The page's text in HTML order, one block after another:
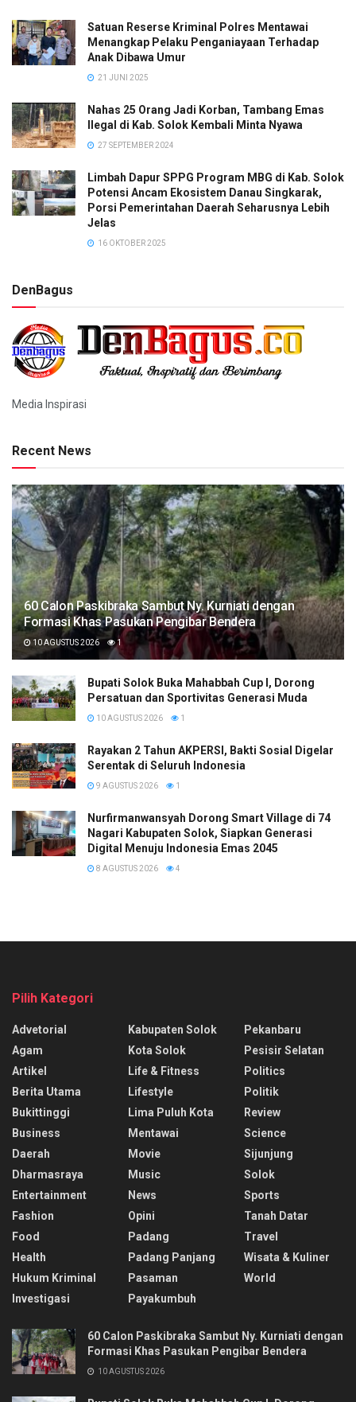
Satuan Reserse Kriminal Polres Mentawai
Menangkap Pelaku Penganiayaan Terhadap
Anak Dibawa Umur
21 JUNI 2025
Nahas 25 Orang Jadi Korban, Tambang Emas
Ilegal di Kab. Solok Kembali Minta Nyawa
27 SEPTEMBER 2024
Limbah Dapur SPPG Program MBG di Kab. Solok
Potensi Ancam Ekosistem Danau Singkarak,
Porsi Pemerintahan Daerah Seharusnya Lebih
Jelas
16 OKTOBER 2025
DenBagus
Media Inspirasi
Recent News
60 Calon Paskibraka Sambut Ny. Kurniati dengan
Formasi Khas Pasukan Pengibar Bendera
10 AGUSTUS 2026 1
Bupati Solok Buka Mahabbah Cup I, Dorong
Persatuan dan Sportivitas Generasi Muda
10 AGUSTUS 2026 1
Rayakan 2 Tahun AKPERSI, Bakti Sosial Digelar
Serentak di Seluruh Indonesia
9 AGUSTUS 2026 1
Nurfirmanwansyah Dorong Smart Village di 74
Nagari Kabupaten Solok, Siapkan Generasi
Digital Menuju Indonesia Emas 2045
8 AGUSTUS 2026 4
Pilih Kategori
Advetorial
Agam
Artikel
Berita Utama
Bukittinggi
Business
Daerah
Dharmasraya
Entertainment
Fashion
Food
Health
Hukum Kriminal
Investigasi
Kabupaten Solok
Kota Solok
Life & Fitness
Lifestyle
Lima Puluh Kota
Mentawai
Movie
Music
News
Opini
Padang
Padang Panjang
Pasaman
Payakumbuh
Pekanbaru
Pesisir Selatan
Politics
Politik
Review
Science
Sijunjung
Solok
Sports
Tanah Datar
Travel
Wisata & Kuliner
World
60 Calon Paskibraka Sambut Ny. Kurniati dengan
Formasi Khas Pasukan Pengibar Bendera
10 AGUSTUS 2026